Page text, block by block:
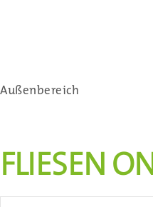
Außenbereich
FLIESEN